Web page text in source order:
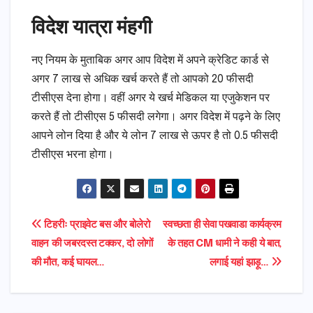
विदेश यात्रा मंहगी
नए नियम के मुताबिक अगर आप विदेश में अपने क्रेडिट कार्ड से
अगर 7 लाख से अधिक खर्च करते हैं तो आपको 20 फीसदी
टीसीएस देना होगा। वहीं अगर ये खर्च मेडिकल या एजुकेशन पर
करते हैं तो टीसीएस 5 फीसदी लगेगा। अगर विदेश में पढ़ने के लिए
आपने लोन दिया है और ये लोन 7 लाख से ऊपर है तो 0.5 फीसदी
टीसीएस भरना होगा।
Post
navigation
स्वच्छता ही सेवा पखवाडा कार्यक्रम
के तहत CM धामी ने कही ये बात,
लगाई यहां झाड़ू…
टिहरीः प्राइवेट बस और बोलेरो
वाहन की जबरदस्त टक्कर, दो लोगों
की मौत, कई घायल…